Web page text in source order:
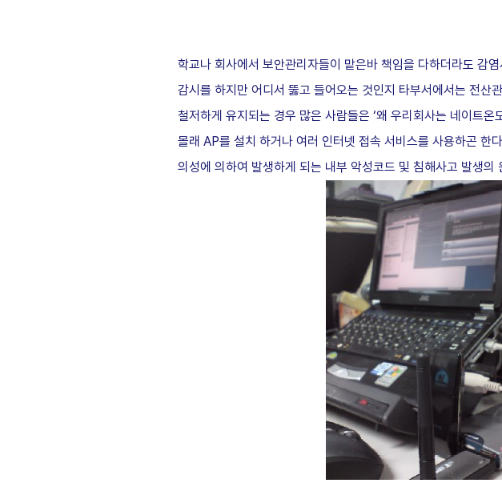
학교나 회사에서 보안관리자들이 맡은바 책임을 다하더라도 감
감시를 하지만 어디서 뚫고 들어오는 것인지 타부서에서는 전산
철저하게 유지되는 경우 많은 사람들은 ‘왜 우리회사는 네이트온
몰래 AP를 설치 하거나 여러 인터넷 접속 서비스를 사용하곤 한
의성에 의하여 발생하게 되는 내부 악성코드 및 침해사고 발생